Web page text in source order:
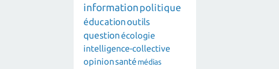
informationpolitique
éducationoutils
question écologie
intelligence-collective
opinion santé médias